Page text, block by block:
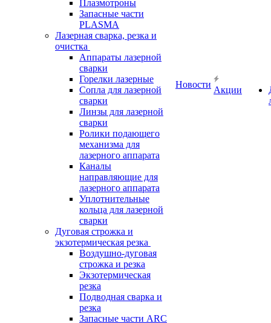
Плазмотроны
Запасные части
PLASMA
Лазерная сварка, резка и
очистка
Аппараты лазерной
сварки
Горелки лазерные
Сопла для лазерной
сварки
Линзы для лазерной
сварки
Ролики подающего
механизма для
лазерного аппарата
Каналы
направляющие для
лазерного аппарата
Уплотнительные
кольца для лазерной
сварки
Дуговая строжка и
экзотермическая резка
Воздушно-дуговая
строжка и резка
Экзотермическая
резка
Подводная сварка и
резка
Запасные части ARC
Новости
Акции